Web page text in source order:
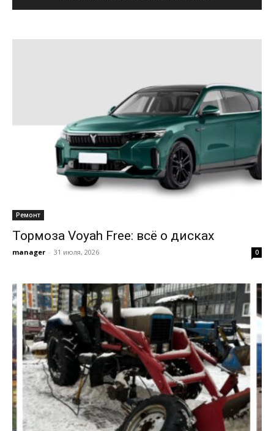
Ремонт
Тормоза Voyah Free: всё о дисках
manager - 31 июля, 2026 0